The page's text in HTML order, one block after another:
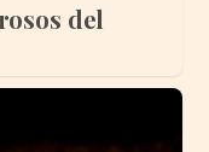
del